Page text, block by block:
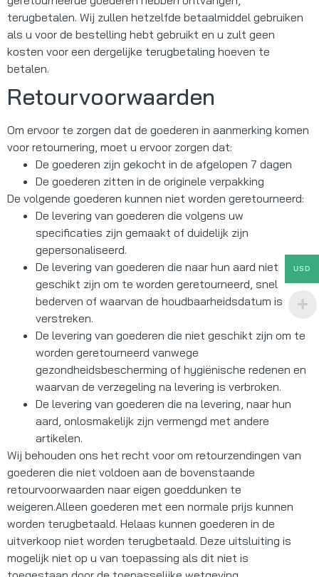
terugbetalen. Wij zullen hetzelfde betaalmiddel gebruiken
als u voor de bestelling hebt gebruikt en u zult geen
kosten voor een dergelijke terugbetaling hoeven te
betalen.
Retourvoorwaarden
Om ervoor te zorgen dat de goederen in aanmerking komen
voor retournering, moet u ervoor zorgen dat:
De goederen zijn gekocht in de afgelopen 7 dagen
De goederen zitten in de originele verpakking
De volgende goederen kunnen niet worden geretourneerd:
De levering van goederen die volgens uw
specificaties zijn gemaakt of duidelijk zijn
gepersonaliseerd.
De levering van goederen die naar hun aard niet
geschikt zijn om te worden geretourneerd, snel
bederven of waarvan de houdbaarheidsdatum is
verstreken.
De levering van goederen die niet geschikt zijn om te
worden geretourneerd vanwege
gezondheidsbescherming of hygiënische redenen en
waarvan de verzegeling na levering is verbroken.
De levering van goederen die na levering, naar hun
aard, onlosmakelijk zijn vermengd met andere
artikelen.
Wij behouden ons het recht voor om retourzendingen van
goederen die niet voldoen aan de bovenstaande
retourvoorwaarden naar eigen goeddunken te
weigeren.Alleen goederen met een normale prijs kunnen
worden terugbetaald. Helaas kunnen goederen in de
uitverkoop niet worden terugbetaald. Deze uitsluiting is
mogelijk niet op u van toepassing als dit niet is
USD